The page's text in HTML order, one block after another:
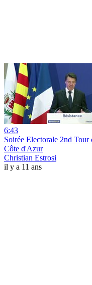
6:43
Soirée Electorale 2nd Tour
Côte d'Azur
Christian Estrosi
il y a 11 ans